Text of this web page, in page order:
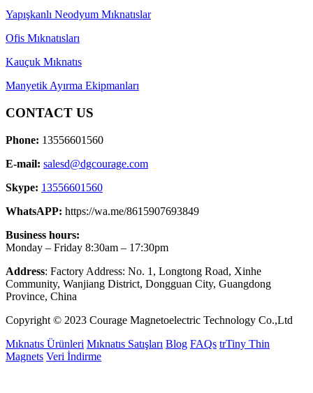
Yapışkanlı Neodyum Mıknatıslar
Ofis Mıknatısları
Kauçuk Mıknatıs
Manyetik Ayırma Ekipmanları
CONTACT US
Phone: 13556601560
E-mail: salesd@dgcourage.com
Skype: 13556601560
WhatsAPP: https://wa.me/8615907693849
Business hours:
Monday – Friday 8:30am – 17:30pm
Address: Factory Address: No. 1, Longtong Road, Xinhe
Community, Wanjiang District, Dongguan City, Guangdong
Province, China
Copyright © 2023 Courage Magnetoelectric Technology Co.,Ltd
Mıknatıs Ürünleri Mıknatıs Satışları Blog FAQs trTiny Thin
Magnets Veri İndirme